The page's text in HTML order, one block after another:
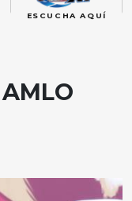
ESCUCHA AQUÍ